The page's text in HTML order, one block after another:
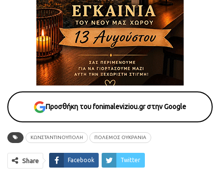
Προσθήκη του fonimaleviziou.gr στην Google
ΚΩΝΣΤΑΝΤΙΝΟΥΠΟΛΗ ΠΟΛΕΜΟΣ ΟΥΚΡΑΝΙΑ
Share Facebook Twitter